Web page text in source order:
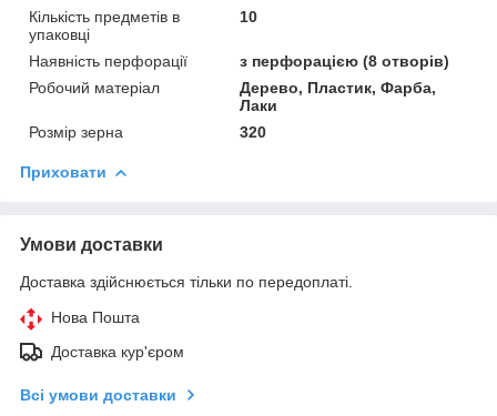
Кількість предметів в
упаковці
10
Наявність перфорації
з перфорацією (8 отворів)
Робочий матеріал
Дерево, Пластик, Фарба,
Лаки
Розмір зерна
320
Приховати
Умови доставки
Доставка здійснюється тільки по передоплаті.
Нова Пошта
Доставка кур'єром
Всі умови доставки